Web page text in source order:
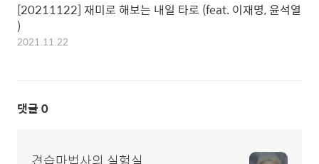
[20211122] 재미로 해보는 내일 타로 (feat. 이재명, 윤석열
)
2021.11.22
댓글 0
견습마법사의 실험실